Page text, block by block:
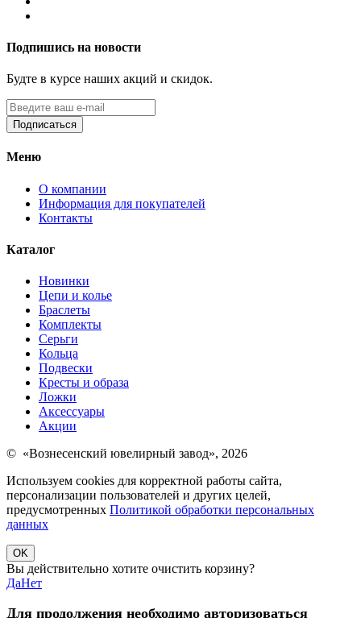
Подпишись на новости
Будте в курсе наших акций и скидок.
Подписаться
Меню
О компании
Информация для покупателей
Контакты
Каталог
Новинки
Цепи и колье
Браслеты
Комплекты
Серьги
Кольца
Подвески
Кресты и образа
Ложки
Аксессуары
Акции
© «Вознесенский ювелирный завод», 2026
Используем cookies для корректной работы сайта,
персонализации пользователей и других целей,
предусмотренных Политикой обработки персональных
данных
OK
Вы действительно хотите очистить корзину?
ДаНет
Для продолжения необходимо авторизоваться